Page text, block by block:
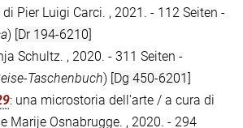
Pier Luigi Carci. , 2021. - 112 Seiten -
) [Dr 194-6210]
Schultz. , 2020. - 311 Seiten -
Taschenbuch) [Dg 450-6201]
: una microstoria dell'arte / a cura di
Marije Osnabrugge. , 2020. - 294